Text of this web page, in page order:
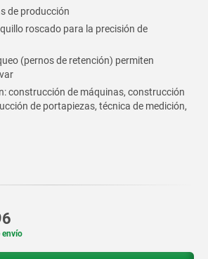
de producción
roscado para la precisión de
(pernos de retención) permiten
construcción de máquinas, construcción
de portapiezas, técnica de medición,
envío